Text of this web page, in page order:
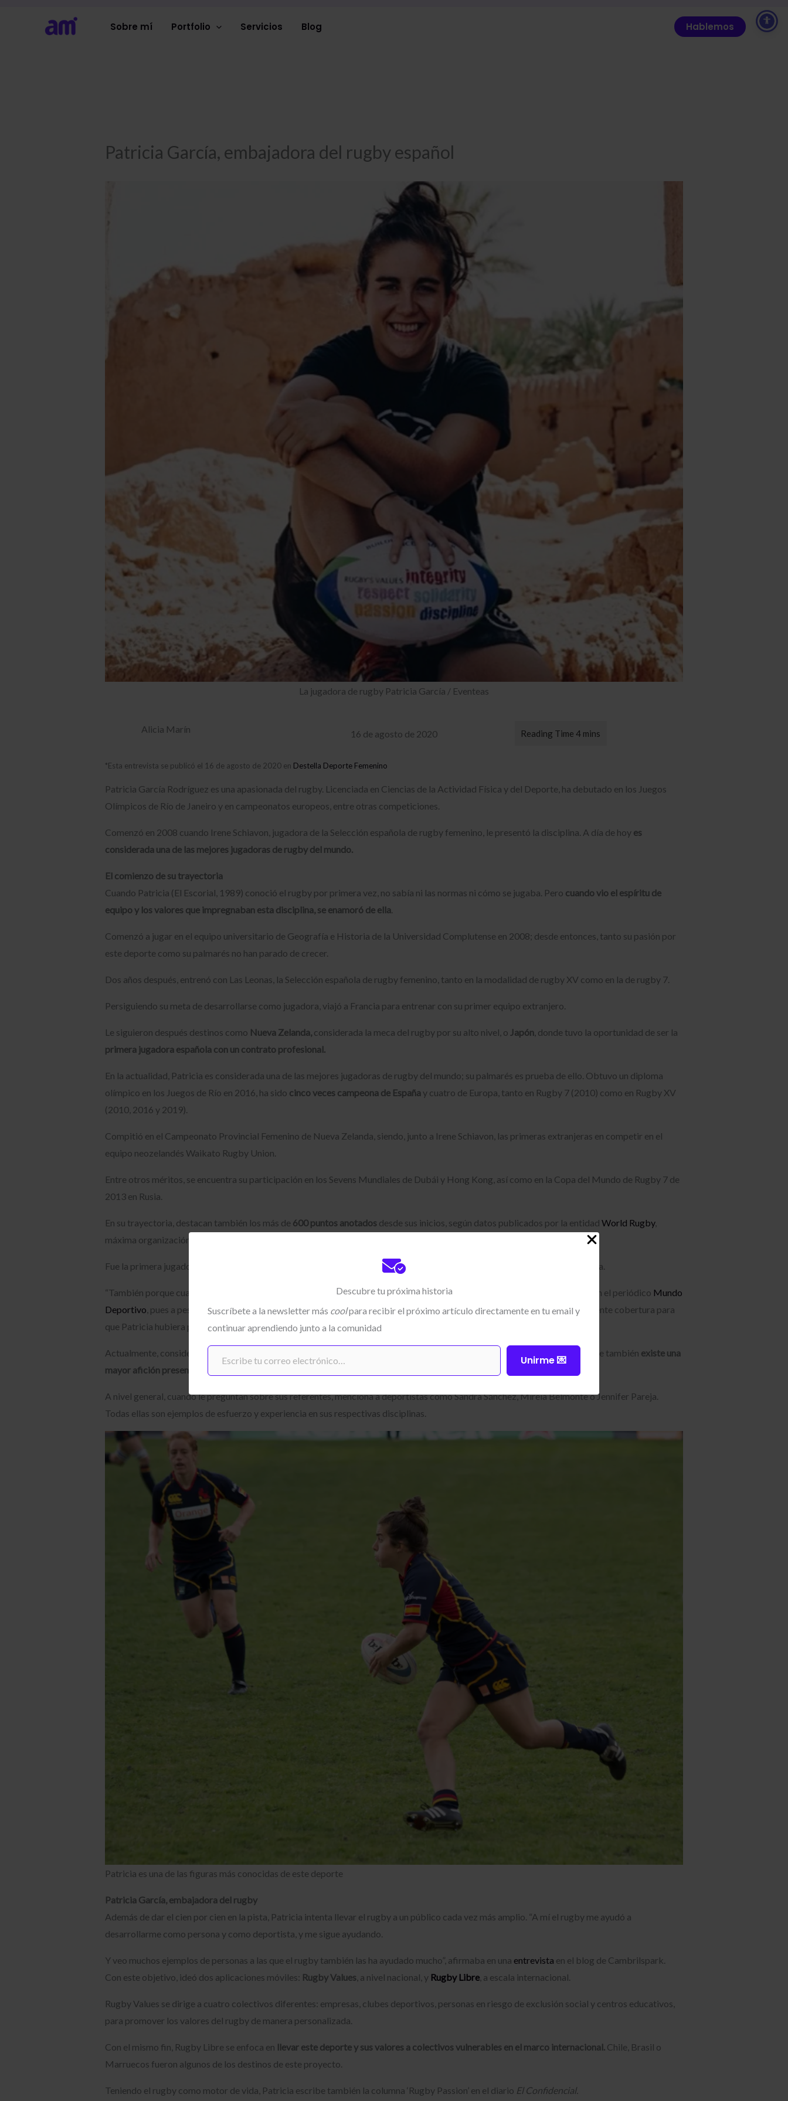
Descubre tu próxima historia
Suscríbete a la newsletter más coolpara recibir el próximo artículo directamente en tu email y
continuar aprendiendo junto a la comunidad
Escribe tu correo electrónico…
Unirme 💌
Sobre mí Portfolio Servicios Blog Hablemos
Patricia García, embajadora del rugby español
La jugadora de rugby Patricia García / Eventeas
Alicia Marín 16 de agosto de 2020
*Esta entrevista se publicó el 16 de agosto de 2020 en Destella Deporte Femenino
Patricia García Rodríguez es una apasionada del rugby. Licenciada en Ciencias de la Actividad Física y del Deporte, ha debutado en los Juegos
Olímpicos de Río de Janeiro y en campeonatos europeos, entre otras competiciones.
Comenzó en 2008 cuando Irene Schiavon, jugadora de la Selección española de rugby femenino, le presentó la disciplina. A día de hoy es
considerada una de las mejores jugadoras de rugby del mundo.
El comienzo de su trayectoria
Cuando Patricia (El Escorial, 1989) conoció el rugby por primera vez, no sabía ni las normas ni cómo se jugaba. Pero cuando vio el espíritu de
equipo y los valores que impregnaban esta disciplina, se enamoró de ella.
Comenzó a jugar en el equipo universitario de Geografía e Historia de la Universidad Complutense en 2008; desde entonces, tanto su pasión por
este deporte como su palmarés no han parado de crecer.
Dos años después, entrenó con Las Leonas, la Selección española de rugby femenino, tanto en la modalidad de rugby XV como en la de rugby 7.
Persiguiendo su meta de desarrollarse como jugadora, viajó a Francia para entrenar con su primer equipo extranjero.
Le siguieron después destinos como Nueva Zelanda, considerada la meca del rugby por su alto nivel, o Japón, donde tuvo la oportunidad de ser la
primera jugadora española con un contrato profesional.
En la actualidad, Patricia es considerada una de las mejores jugadoras de rugby del mundo; su palmarés es prueba de ello. Obtuvo un diploma
olímpico en los Juegos de Río en 2016, ha sido cinco veces campeona de Españay cuatro de Europa, tanto en Rugby 7 (2010) como en Rugby XV
(2010, 2016 y 2019).
Compitió en el Campeonato Provincial Femenino de Nueva Zelanda, siendo, junto a Irene Schiavon, las primeras extranjeras en competir en el
equipo neozelandés Waikato Rugby Union.
Entre otros méritos, se encuentra su participación en los Sevens Mundiales de Dubái y Hong Kong, así como en la Copa del Mundo de Rugby 7 de
2013 en Rusia.
En su trayectoria, destacan también los más de 600 puntos anotados desde sus inicios, según datos publicados por la entidad World Rugby,
máxima organización de esta disciplina a nivel internacional.
Fue la primera jugadora en propia para difundir su experiencia , así como para dar a conocer su disciplina.
“También porque cuando comencé a jugar al rugby apenas tenía referentes femeninos”, reconoce Patricia en una entrevista en el periódico Mundo
Deportivo , pues a pesar de que dichos referentes existían, los medios de comunicación no ofrecían por aquel entonces suficiente cobertura para
que Patricia hubiera podido aprender de ellas.
Actualmente, considera que esta situación ha mejorado, no solo porque los referentes femeninos son más visibles, sino porque también existe una
mayor afición presencial
A nivel general, cuando le preguntan sobre sus referentes, menciona a deportistas como Sandra Sánchez, Mireia Belmonte o Jennifer Pareja.
Todas ellas son ejemplos de esfuerzo y experiencia en sus respectivas disciplinas.
Patricia es una de las figuras más conocidas de este deporte
Patricia García, embajadora del rugby
Además de dar el cien por cien en la pista, Patricia intenta llevar el rugby a un público cada vez más amplio. “A mí el rugby me ayudó a
desarrollarme como persona y como deportista, y me sigue ayudando.
Y veo muchos ejemplos de personas a las que el rugby también las ha ayudado mucho”, afirmaba en una entrevista en el blog de Cambrilspark.
Con este objetivo, ideó dos aplicaciones móviles: Rugby Values , a nivel nacional, y Rugby Libre, a escala internacional.
Rugby Values se dirige a cuatro colectivos diferentes: empresas, clubes deportivos, personas en riesgo de exclusión social y centros educativos,
para promover los valores del rugby de manera personalizada.
Con el mismo fin, Rugby Libre se enfoca en llevar este deporte y sus valores a colectivos vulnerables en el marco internacional. Chile, Brasil o
Marruecos fueron algunos de los destinos de este proyecto.
Teniendo el rugby como motor de vida, Patricia escribe también la columna ‘Rugby Passion’ en el diario El Confidencial.